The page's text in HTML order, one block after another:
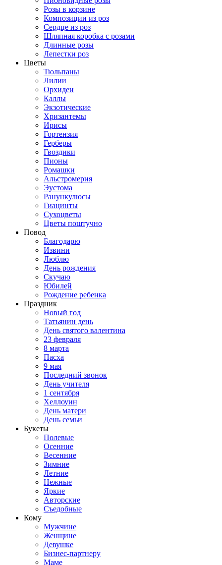
Розы в корзине
Композиции из роз
Сердце из роз
Шляпная коробка с розами
Длинные розы
Лепестки роз
Цветы
Тюльпаны
Лилии
Орхидеи
Каллы
Экзотические
Хризантемы
Ирисы
Гортензия
Герберы
Гвоздики
Пионы
Ромашки
Альстромерия
Эустома
Ранункулюсы
Гиацинты
Сухоцветы
Цветы поштучно
Повод
Благодарю
Извини
Люблю
День рождения
Скучаю
Юбилей
Рождение ребенка
Праздник
Новый год
Татьянин день
День святого валентина
23 февраля
8 марта
Пасха
9 мая
Последний звонок
День учителя
1 сентября
Хеллоуин
День матери
День семьи
Букеты
Полевые
Осенние
Весенние
Зимние
Летние
Нежные
Яркие
Авторские
Съедобные
Кому
Мужчине
Женщине
Девушке
Бизнес-партнеру
Маме